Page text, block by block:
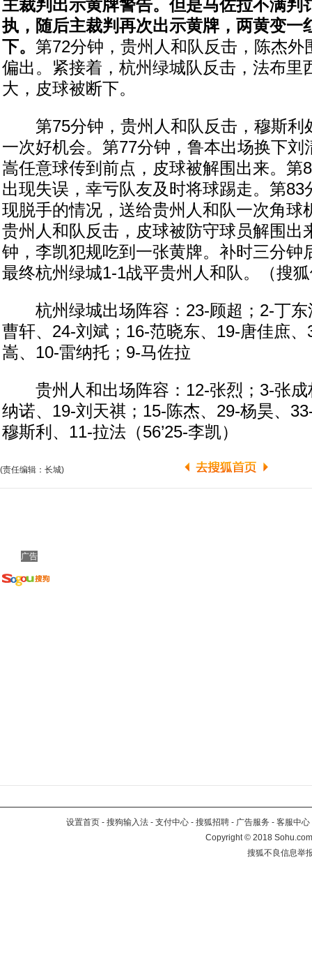
主裁判出示黄牌警告。但是马佐拉不满判
执，随后主裁判再次出示黄牌，两黄变一
下。 第72分钟，贵州人和队反击，陈杰外
偏出。紧接着，杭州绿城队反击，法布里
大，皮球被断下。
第75分钟，贵州人和队反击，穆斯利
一次好机会。第77分钟，鲁本出场换下刘
嵩任意球传到前点，皮球被解围出来。第
出现失误，幸亏队友及时将球踢走。第83
现脱手的情况，送给贵州人和队一次角球
贵州人和队反击，皮球被防守球员解围出
钟，李凯犯规吃到一张黄牌。补时三分钟
最终杭州绿城1-1战平贵州人和队。（搜
杭州绿城出场阵容：23-顾超；2-丁东
曹轩、24-刘斌；16-范晓东、19-唐佳庶
嵩、10-雷纳托；9-马佐拉
贵州人和出场阵容：12-张烈；3-张成
纳诺、19-刘天祺；15-陈杰、29-杨昊、
穆斯利、11-拉法（56’25-李凯）
(责任编辑：长城)
广告
设置首页 - 搜狗输入法 - 支付中心 - 搜狐招聘 - 广告服务 - 客服中心
Copyright©2018
搜狐不良信息举